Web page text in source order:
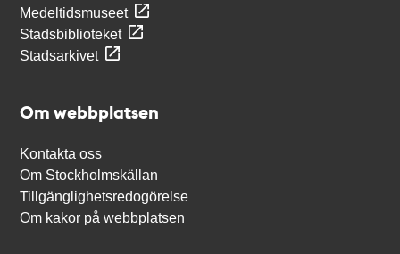
Medeltidsmuseet
Stadsbiblioteket
Stadsarkivet
Om webbplatsen
Kontakta oss
Om Stockholmskällan
Tillgänglighetsredogörelse
Om kakor på webbplatsen